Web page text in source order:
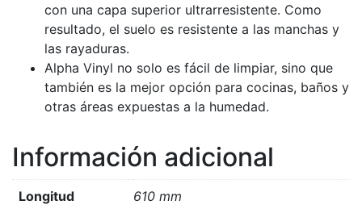
con una capa superior ultrarresistente. Como
resultado, el suelo es resistente a las manchas y
las rayaduras.
Alpha Vinyl no solo es fácil de limpiar, sino que
también es la mejor opción para cocinas, baños y
otras áreas expuestas a la humedad.
Información adicional
Longitud 610 mm